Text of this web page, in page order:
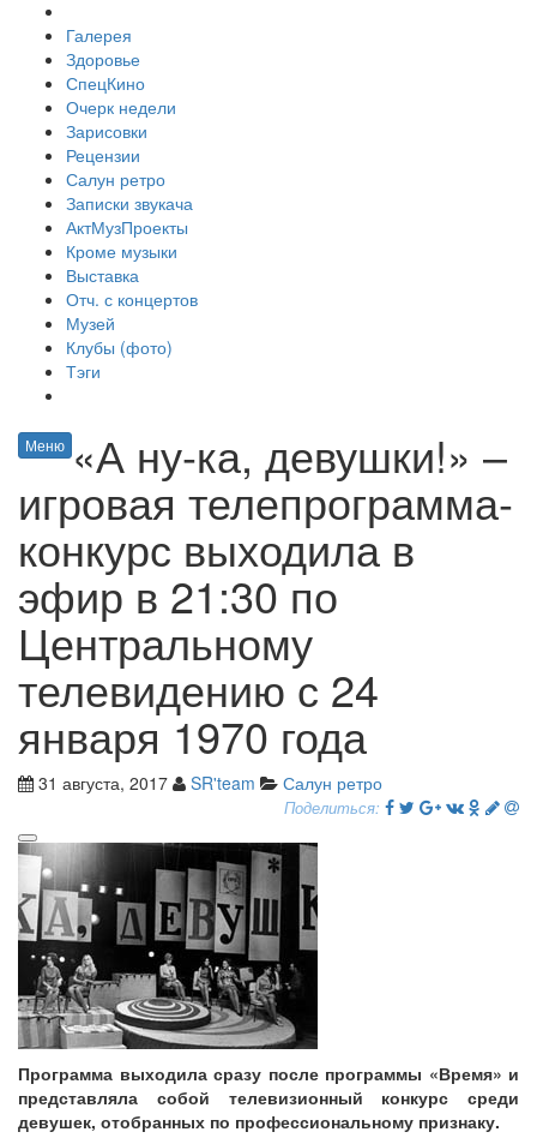
Галерея
Здоровье
СпецКино
Очерк недели
Зарисовки
Рецензии
Салун ретро
Записки звукача
АктМузПроекты
Кроме музыки
Выставка
Отч. с концертов
Музей
Клубы (фото)
Тэги
Меню «А ну-ка, девушки!» –
игровая телепрограмма-
конкурс выходила в
эфир в 21:30 по
Центральному
телевидению с 24
января 1970 года
31 августа, 2017 SR'team Салун ретро
Поделиться:
Программа выходила сразу после программы «Время» и
представляла собой телевизионный конкурс среди
девушек, отобранных по профессиональному признаку.